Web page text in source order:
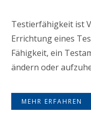
Testierfähigkeit ist
Errichtung eines
Fähigkeit, ein
ändern oder
MEHR ERFAHREN